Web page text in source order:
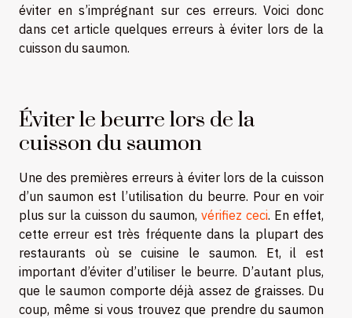
éviter en s’imprégnant sur ces erreurs. Voici donc
dans cet article quelques erreurs à éviter lors de la
cuisson du saumon.
Éviter le beurre lors de la
cuisson du saumon
Une des premières erreurs à éviter lors de la cuisson
d’un saumon est l’utilisation du beurre. Pour en voir
plus sur la cuisson du saumon, vérifiez ceci. En effet,
cette erreur est très fréquente dans la plupart des
restaurants où se cuisine le saumon. Et, il est
important d’éviter d’utiliser le beurre. D’autant plus,
que le saumon comporte déjà assez de graisses. Du
coup, même si vous trouvez que prendre du saumon